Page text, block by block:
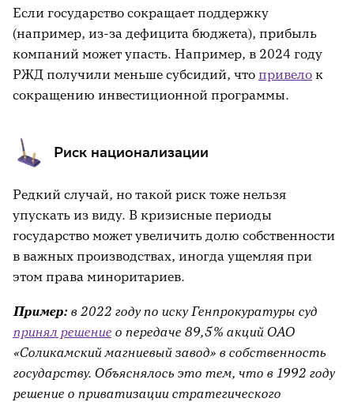
Если государство сокращает поддержку
(например, из-за дефицита бюджета), прибыль
компаний может упасть. Например, в 2024 году
РЖД получили меньше субсидий, что привело к
сокращению инвестиционной программы.
Риск национализации
Редкий случай, но такой риск тоже нельзя
упускать из виду. В кризисные периоды
государство может увеличить долю собственности
в важных производствах, иногда ущемляя при
этом права миноритариев.
Пример:в 2022 году по иску Генпрокуратуры суд
принял решение о передаче 89,5% акций ОАО
«Соликамский магниевый завод» в собственность
государству. Объяснялось это тем, что в 1992 году
решение о приватизации стратегического